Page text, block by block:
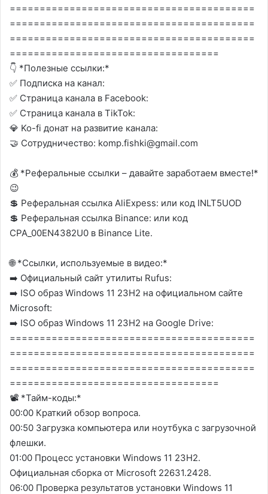
=========================================
=========================================
=========================================
===================================
👇 *Полезные ссылки:*
✅ Подписка на канал:
✅ Страница канала в Facebook:
✅ Страница канала в TikTok:
💎 Ko-fi донат на развитие канала:
🤝 Сотрудничество: komp.fishki@gmail.com
💰 *Реферальные ссылки – давайте заработаем вместе!*
😉
💲 Реферальная ссылка AliExpess: или код INLT5UOD
💲 Реферальная ссылка Binance: или код
CPA_00EN4382U0 в Binance Lite.
🌐 *Ссылки, используемые в видео:*
➡️ Официальный сайт утилиты Rufus:
➡️ ISO образ Windows 11 23H2 на официальном сайте
Microsoft:
➡️ ISO образ Windows 11 23H2 на Google Drive:
=========================================
=========================================
=========================================
===================================
📽️ *Тайм-коды:*
00:00 Краткий обзор вопроса.
00:50 Загрузка компьютера или ноутбука с загрузочной
флешки.
01:00 Процесс установки Windows 11 23H2.
Официальная сборка от Microsoft 22631.2428.
06:00 Проверка результатов установки Windows 11